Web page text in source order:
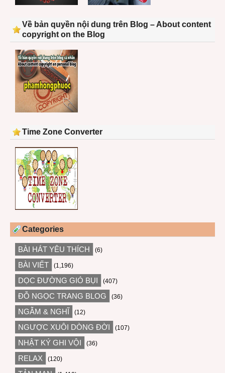
Về bản quyền nội dung trên Blog – About content
copyright on the Blog
Time Zone Converter
Categories
BÀI HÁT YÊU THÍCH (6)
BÀI VIẾT (1,196)
DỌC ĐƯỜNG GIÓ BỤI (407)
ĐỖ NGỌC TRANG BLOG (36)
NGẪM & NGHĨ (12)
NGƯỢC XUÔI DÒNG ĐỜI (107)
NHẬT KÝ GHI VỘI (36)
RELAX (120)